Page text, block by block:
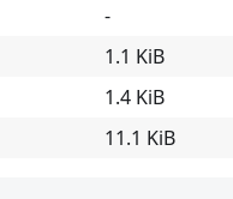
-
1.1 KiB
1.4 KiB
11.1 KiB